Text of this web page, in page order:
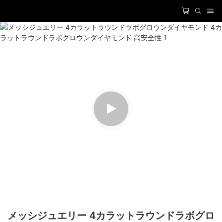
メッシジュエリー 4カラットラウンドラボグロ